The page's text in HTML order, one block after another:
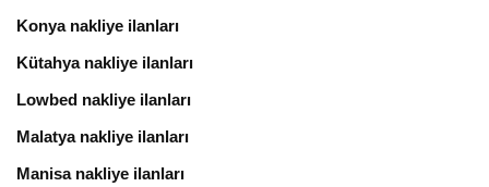
Konya nakliye ilanları
Kütahya nakliye ilanları
Lowbed nakliye ilanları
Malatya nakliye ilanları
Manisa nakliye ilanları